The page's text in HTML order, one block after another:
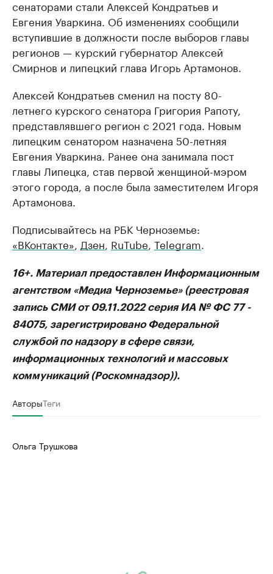
сенаторами стали Алексей Кондратьев и
Евгения Уваркина. Об изменениях сообщили
вступившие в должности после выборов главы
регионов — курский губернатор Алексей
Смирнов и липецкий глава Игорь Артамонов.
Алексей Кондратьев сменил на посту 80-
летнего курского сенатора Григория Рапоту,
представлявшего регион с 2021 года. Новым
липецким сенатором назначена 50-летняя
Евгения Уваркина. Ранее она занимала пост
главы Липецка, став первой женщиной-мэром
этого города, а после была заместителем Игоря
Артамонова.
Подписывайтесь на РБК Черноземье:
«ВКонтакте», Дзен, RuTube, Telegram.
16+. Материал предоставлен Информационным
агентством «Медиа Черноземье» (реестровая
запись СМИ от 09.11.2022 серия ИА № ФС 77 -
84075, зарегистрировано Федеральной
службой по надзору в сфере связи,
информационных технологий и массовых
коммуникаций (Роскомнадзор)).
АвторыТеги
Ольга Трушкова